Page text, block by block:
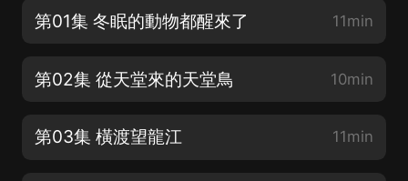
第01集 冬眠的動物都醒來了 11min
第02集 從天堂來的天堂鳥 10min
第03集 橫渡望龍江 11min